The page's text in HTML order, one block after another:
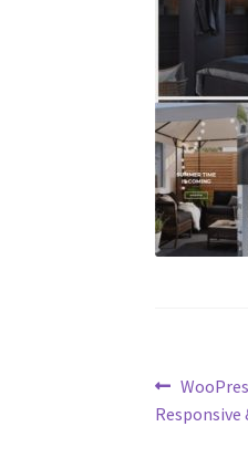
Post
Previous
post:
Responsive